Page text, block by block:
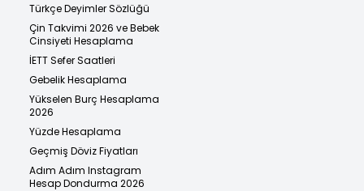
Türkçe Deyimler Sözlüğü
Çin Takvimi 2026 ve Bebek
Cinsiyeti Hesaplama
İETT Sefer Saatleri
Gebelik Hesaplama
Yükselen Burç Hesaplama
2026
Yüzde Hesaplama
Geçmiş Döviz Fiyatları
Adım Adım Instagram
Hesap Dondurma 2026